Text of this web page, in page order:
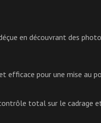
en découvrant des
efficace pour une mise au
total sur le cadrage